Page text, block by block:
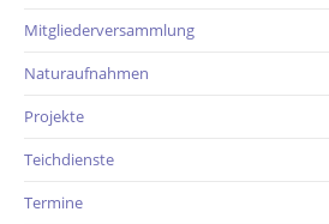
Mitgliederversammlung
Naturaufnahmen
Projekte
Teichdienste
Termine